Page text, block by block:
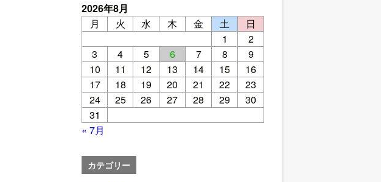
2026年8月
月
火 水 木 金 土
日
1
2
3
4 5 6 7 8
9
10
11 12 13 14 15
16
17
18 19 20 21 22
23
24
25 26 27 28 29
30
31
« 7月
カテゴリー